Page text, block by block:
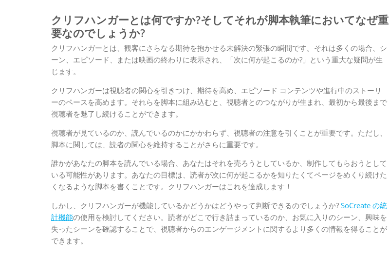
クリフハンガーとは何ですか?そしてそれが脚本執筆においてなぜ重
要なのでしょうか?
クリフハンガーとは、観客にさらなる期待を抱かせる未解決の緊張の瞬間です。それは多くの場合、シ
ーン、エピソード、または映画の終わりに表示され、「次に何が起こるのか?」という重大な疑問が生
じます。
クリフハンガーは視聴者の関心を引きつけ、期待を高め、エピソード コンテンツや進行中のストーリ
ーのペースを高めます。それらを脚本に組み込むと、視聴者とのつながりが生まれ、最初から最後まで
視聴者を魅了し続けることができます。
視聴者が見ているのか、読んでいるのかにかかわらず、視聴者の注意を引くことが重要です。ただし、
脚本に関しては、読者の関心を維持することがさらに重要です。
誰かがあなたの脚本を読んでいる場合、あなたはそれを売ろうとしているか、制作してもらおうとして
いる可能性があります。あなたの目標は、読者が次に何が起こるかを知りたくてページをめくり続けた
くなるような脚本を書くことです。クリフハンガーはこれを達成します！
しかし、クリフハンガーが機能しているかどうかはどうやって判断できるのでしょうか? SoCreate の統
計機能の使用を検討してください。読者がどこで行き詰まっているのか、お気に入りのシーン、興味を
失ったシーンを確認することで、視聴者からのエンゲージメントに関するより多くの情報を得ることが
できます。